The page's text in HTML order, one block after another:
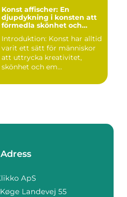
Konst affischer: En
djupdykning i konsten att
förmedla skönhet och
Introduktion: Konst har alltid
varit ett sätt för människor
att uttrycka kreativitet,
skönhet och em...
Adress